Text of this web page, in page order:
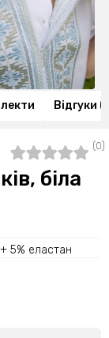
Відгуки
(0)
біла
5% еластан